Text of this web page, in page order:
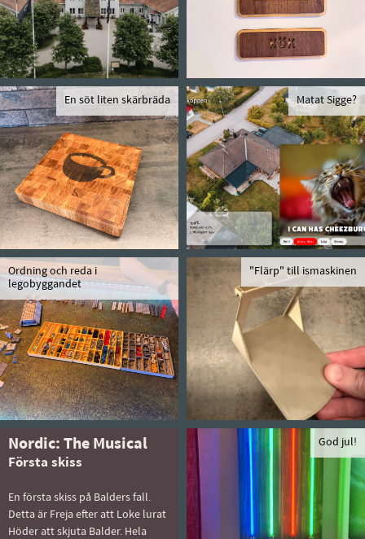
En söt liten skärbräda Matat Sigge?
Ordning och reda i
legobyggandet
"Flärp" till ismaskinen
Nordic: The Musical
Första skiss
En första skiss på Balders fall.
Detta är Freja efter att Loke lurat
Höder att skjuta Balder. Hela
God jul!